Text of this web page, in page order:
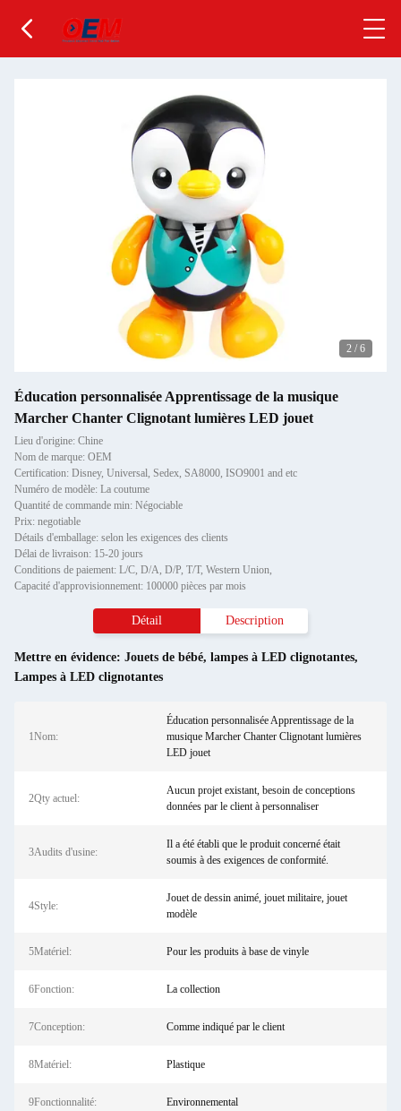
2 / 6
Éducation personnalisée Apprentissage de la musique
Marcher Chanter Clignotant lumières LED jouet
Lieu d'origine: Chine
Nom de marque: OEM
Certification: Disney, Universal, Sedex, SA8000, ISO9001 and etc
Numéro de modèle: La coutume
Quantité de commande min: Négociable
Prix: negotiable
Détails d'emballage: selon les exigences des clients
Délai de livraison: 15-20 jours
Conditions de paiement: L/C, D/A, D/P, T/T, Western Union,
Capacité d'approvisionnement: 100000 pièces par mois
Détail Description
Mettre en évidence: Jouets de bébé, lampes à LED clignotantes,
Lampes à LED clignotantes
1Nom:
Éducation personnalisée Apprentissage de la
musique Marcher Chanter Clignotant lumières
LED jouet
2Qty actuel:
Aucun projet existant, besoin de conceptions
données par le client à personnaliser
3Audits d'usine:
Il a été établi que le produit concerné était
soumis à des exigences de conformité.
4Style:
Jouet de dessin animé, jouet militaire, jouet
modèle
5Matériel: Pour les produits à base de vinyle
6Fonction: La collection
7Conception: Comme indiqué par le client
8Matériel: Plastique
9Fonctionnalité: Environnemental